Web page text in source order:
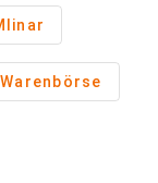
Warenbörse